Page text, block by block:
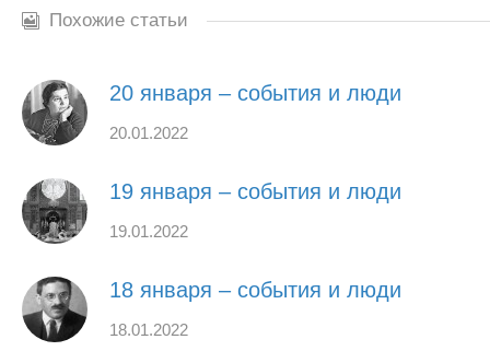
Похожие статьи
20 января – события и люди
20.01.2022
19 января – события и люди
19.01.2022
18 января – события и люди
18.01.2022